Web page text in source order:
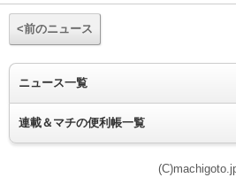
<前のニュース
ニュース一覧
連載＆マチの便利帳一覧